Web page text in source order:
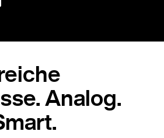
Analog.